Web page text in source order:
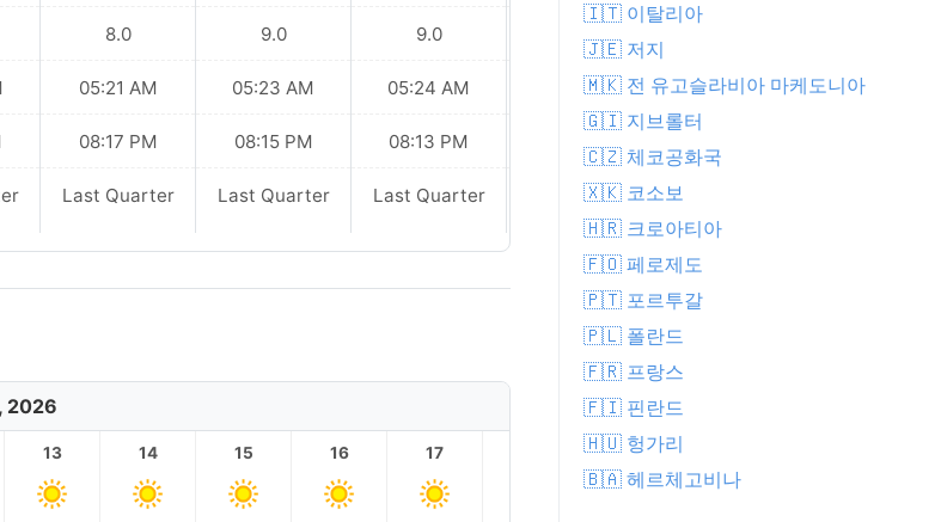
8.0
05:21 AM
08:17 PM
Last Quarter
9.0
05:23 AM
08:15 PM
Last Quarter
9.0
05:24 AM
08:13 PM
Last Quarter
05:26 AM
Waning
2026
13 14 15 16 17 19
🇮🇹 이탈리아
🇯🇪 저지
🇲🇰 전 유고슬라비아 마케도니아
🇬🇮 지브롤터
🇨🇿 체코공화국
🇽🇰 코소보
🇭🇷 크로아티아
🇫🇴 페로제도
🇵🇹 포르투갈
🇵🇱 폴란드
🇫🇷 프랑스
🇫🇮 핀란드
🇭🇺 헝가리
🇧🇦 헤르체고비나